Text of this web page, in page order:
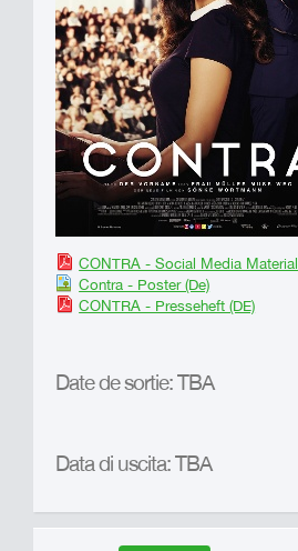
CONTRA - Social Media Material
Contra - Poster (De)
CONTRA - Presseheft (DE)
Date de sortie: TBA
Data di uscita: TBA